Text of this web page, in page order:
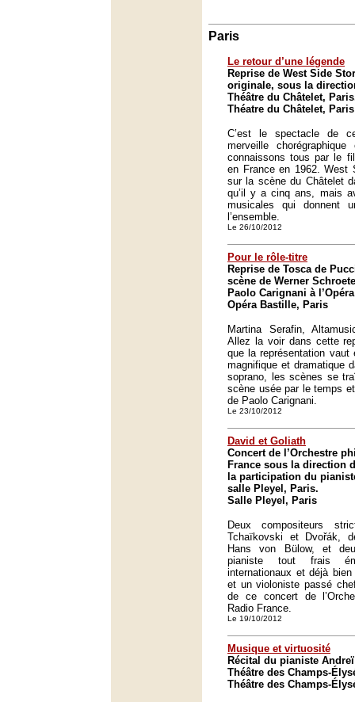
Paris
Le retour d’une légende
Reprise de West Side
originale, sous la
Théâtre du Châtelet,
Théatre du Châtelet, Paris
C’est le spectacle de
merveille
connaissons tous par le
en France en 1962. West
sur la scène du Châtelet
qu’il y a cinq ans, mais
musicales qui donnent
l’ensemble.
Le 26/10/2012
Pour le rôle-titre
Reprise de Tosca de
scène de Werner
Paolo Carignani à
Opéra Bastille, Paris
Martina Serafin,
Allez la voir dans cette
que la représentation vaut
magnifique et dramatique
soprano, les scènes se
scène usée par le temps
de Paolo Carignani.
Le 23/10/2012
David et Goliath
Concert de l’Orchestre
France sous la direction
la participation du
salle Pleyel, Paris.
Salle Pleyel, Paris
Deux compositeurs
Tchaïkovski et Dvořák,
Hans von Bülow, et
pianiste tout frais
internationaux et déjà
et un violoniste passé
de ce concert de
Radio France.
Le 19/10/2012
Musique et virtuosité
Récital du pianiste
Théâtre des Champs-
Théâtre des Champs-